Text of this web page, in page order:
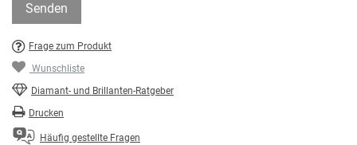
Senden
Frage zum Produkt
Wunschliste
Diamant- und Brillanten-Ratgeber
Drucken
Häufig gestellte Fragen